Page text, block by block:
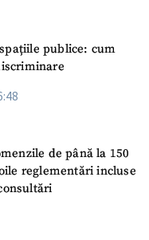
publice: cum
de până la 150
reglementări incluse